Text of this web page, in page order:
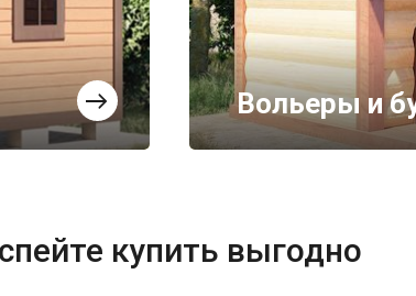
Вольеры и
купить выгодно